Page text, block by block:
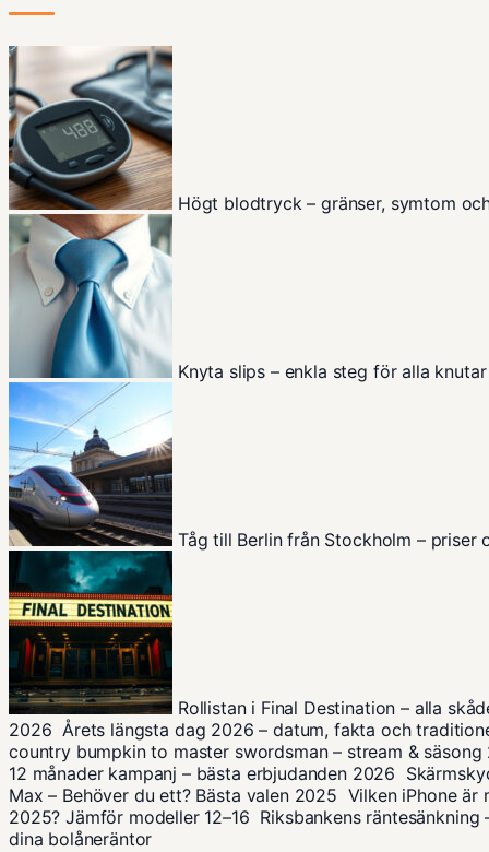
Högt blodtryck – gränser, symtom
Knyta slips – enkla steg för alla knutar
Tåg till Berlin från Stockholm – priser
Rollistan i Final Destination – alla
2026 Årets längsta dag 2026 – datum, fakta och
country bumpkin to master swordsman – stream & säsong
12 månader kampanj – bästa erbjudanden 2026
Max – Behöver du ett? Bästa valen 2025 Vilken iPhone är
2025? Jämför modeller 12–16 Riksbankens räntesänkning
dina bolåneräntor